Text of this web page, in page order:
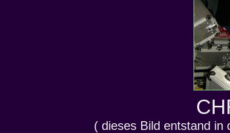
( dieses Bild entstand in